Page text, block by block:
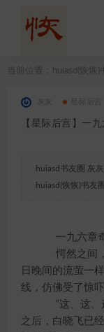
当前位置： huiasd(恢恢)
【星际后宫】一
huiasd书友圈 灰
huiasd(恢恢)书友
一九六章
愕然之间，
日晚间的流萤一
线，仿佛受了惊
“这、这、
之后，白晓飞已